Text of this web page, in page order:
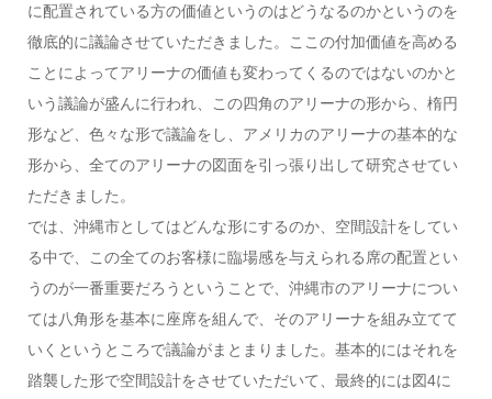
に配置されている方の価値というのはどうなるのかというのを
徹底的に議論させていただきました。ここの付加価値を高める
ことによってアリーナの価値も変わってくるのではないのかと
いう議論が盛んに行われ、この四角のアリーナの形から、楕円
形など、色々な形で議論をし、アメリカのアリーナの基本的な
形から、全てのアリーナの図面を引っ張り出して研究させてい
ただきました。
では、沖縄市としてはどんな形にするのか、空間設計をしてい
る中で、この全てのお客様に臨場感を与えられる席の配置とい
うのが一番重要だろうということで、沖縄市のアリーナについ
ては八角形を基本に座席を組んで、そのアリーナを組み立てて
いくというところで議論がまとまりました。基本的にはそれを
踏襲した形で空間設計をさせていただいて、最終的には図4に